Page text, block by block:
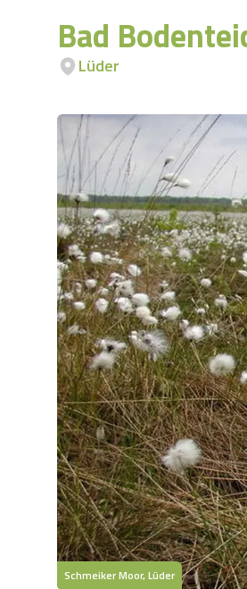
Bad
Lüder
Schmeiker Moor, Lüder